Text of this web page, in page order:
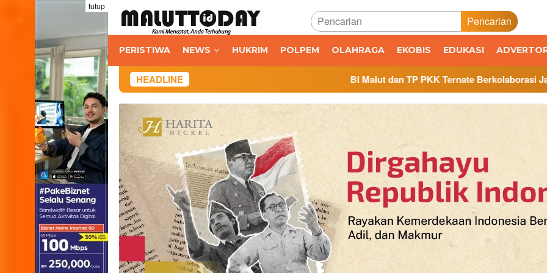
Loncat
konten
tutup
Pencarian
PERISTIWA NEWS HUKRIM POLPEM OLAHRAGA EKOBIS EDUKASI
HEADLINE BI Malut dan TP PKK Ternate Berkolaborasi Jaga Inflasi,